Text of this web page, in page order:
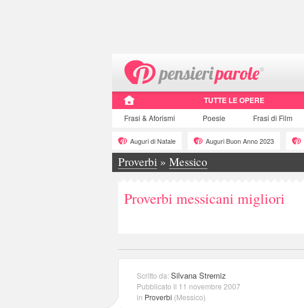
TUTTE LE OPERE
Frasi & Aforismi Poesie Frasi di Film
Auguri di Natale Auguri Buon Anno 2023
Proverbi » Messico
Proverbi messicani migliori
Scritto da:Silvana Stremiz
Pubblicato il 11 novembre 2007
in Proverbi (Messico)